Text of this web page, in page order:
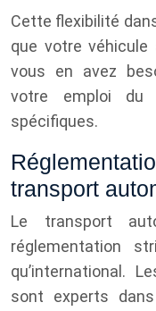
Cette flexibilité
que votre
vous en avez
votre emploi
spécifiques.
transport
Le transport
réglementation
qu’international.
sont experts